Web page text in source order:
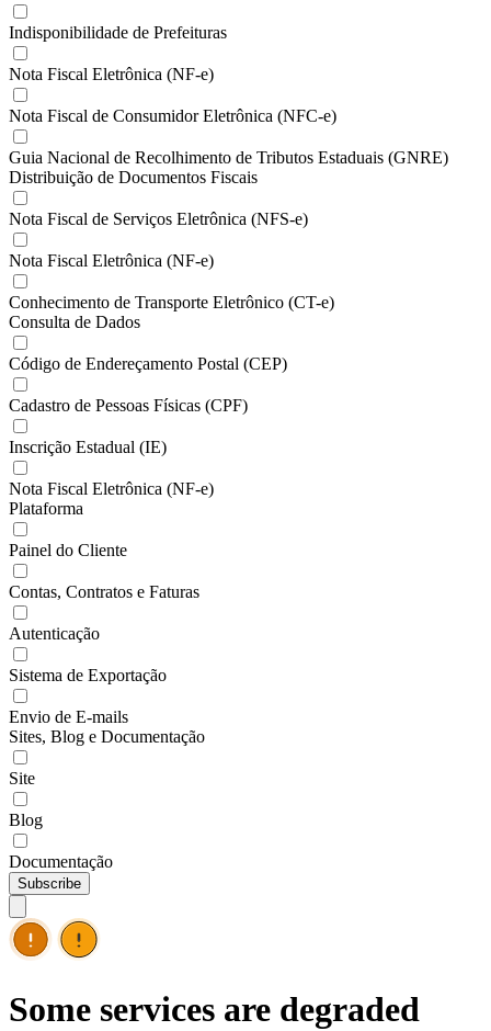
Indisponibilidade de Prefeituras
Nota Fiscal Eletrônica (NF-e)
Nota Fiscal de Consumidor Eletrônica (NFC-e)
Guia Nacional de Recolhimento de Tributos Estaduais (GNRE)
Distribuição de Documentos Fiscais
Nota Fiscal de Serviços Eletrônica (NFS-e)
Nota Fiscal Eletrônica (NF-e)
Conhecimento de Transporte Eletrônico (CT-e)
Consulta de Dados
Código de Endereçamento Postal (CEP)
Cadastro de Pessoas Físicas (CPF)
Inscrição Estadual (IE)
Nota Fiscal Eletrônica (NF-e)
Plataforma
Painel do Cliente
Contas, Contratos e Faturas
Autenticação
Sistema de Exportação
Envio de E-mails
Sites, Blog e Documentação
Site
Blog
Documentação
Subscribe
Some services are degraded